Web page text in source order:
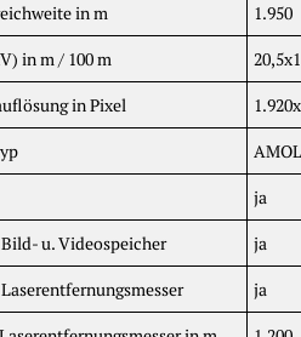
in m
1.950
in m / 100 m
in Pixel
ja
u. Videospeicher
ja
ja